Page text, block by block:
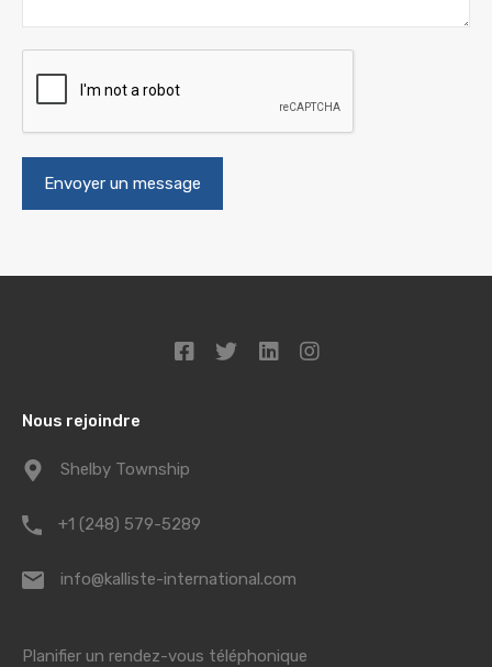
Nous rejoindre
Shelby Township
+1 (248) 579-5289
info@kalliste-international.com
Planifier un rendez-vous téléphonique